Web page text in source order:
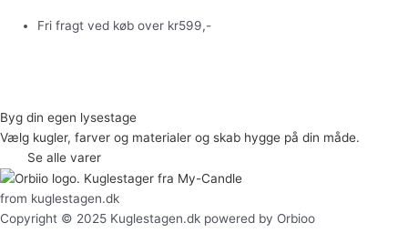
Fri fragt ved køb over kr599,-
Byg din egen lysestage
Vælg kugler, farver og materialer og skab hygge på din måde.
Se alle varer
from kuglestagen.dk
Copyright © 2025 Kuglestagen.dk powered by Orbioo